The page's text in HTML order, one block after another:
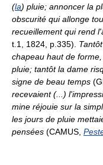
(la) pluie; annoncer la
obscurité qui allonge
recueillement qui rend
t.1, 1824, p.335).
chapeau haut de
pluie; tantôt la dame
signe de beau temps
recevaient (...)
mine réjouie sur la
les jours de pluie
pensées (CAMUS,